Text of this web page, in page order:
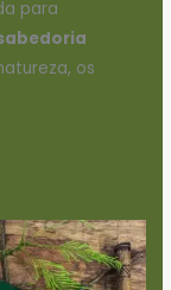
para
os